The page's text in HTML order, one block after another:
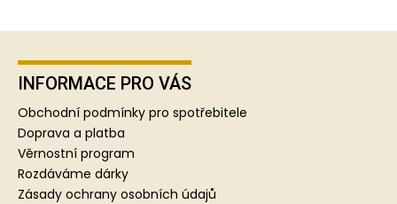
Z
INFORMACE PRO VÁS
Obchodní podmínky pro spotřebitele
Doprava a platba
Věrnostní program
Rozdáváme dárky
Zásady ochrany osobních údajů